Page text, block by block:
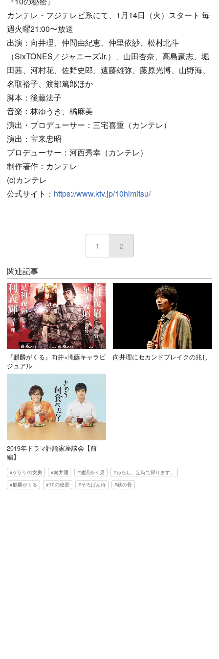
カンテレ・フジテレビ系にて、1月14日（火）スタート 毎
週火曜21:00〜放送
出演：向井理、仲間由紀恵、仲里依紗、松村北斗
（SixTONES／ジャニーズJr.）、山田杏奈、高島豪志、堀
田茜、河村花、佐野史郎、遠藤雄弥、藤原光博、山野海、
名取裕子、渡部篤郎ほか
脚本：後藤法子
音楽：林ゆうき、橘麻美
演出・プロデューサー：三宅喜重（カンテレ）
演出：宝来忠昭
プロデューサー：河西秀幸（カンテレ）
制作著作：カンテレ
(c)カンテレ
公式サイト： https://www.ktv.jp/10himitsu/
1 2
関連記事
『麒麟がくる』向井×滝藤キャラビ
ジュアル
向井理にセカンドブレイクの兆し
2019年ドラマ評論家座談会【前
編】
ゲゲゲの女房 向井理 池沢奈々見
わたし、定時で帰ります。
麒麟がくる
10の秘密 そろばん侍 鉄の骨